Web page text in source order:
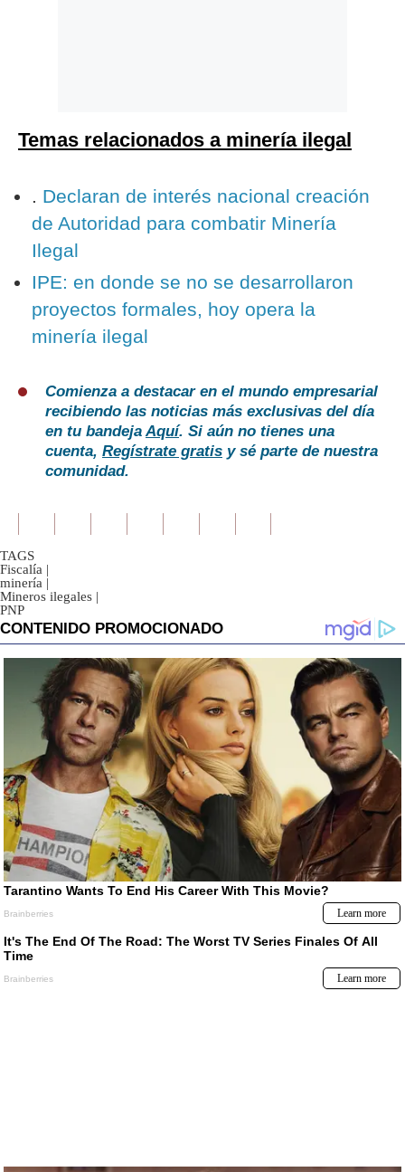
Temas relacionados a minería ilegal
. Declaran de interés nacional creación
de Autoridad para combatir Minería
Ilegal
IPE: en donde se no se desarrollaron
proyectos formales, hoy opera la
minería ilegal
Comienza a destacar en el mundo empresarial
recibiendo las noticias más exclusivas del día
en tu bandejaAquí. Si aún no tienes una
cuenta, Regístrate gratis y sé parte de nuestra
comunidad.
TAGS
Fiscalía |
minería |
Mineros ilegales |
PNP